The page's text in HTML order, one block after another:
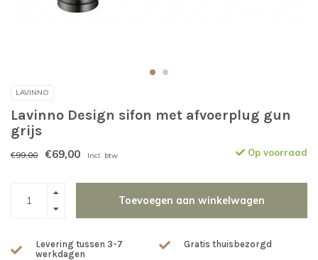
LAVINNO
Lavinno Design sifon met afvoerplug gun
grijs
€99,00 €69,00 Incl. btw Op voorraad
Toevoegen aan winkelwagen
Levering tussen 3-7
werkdagen
Gratis thuisbezorgd